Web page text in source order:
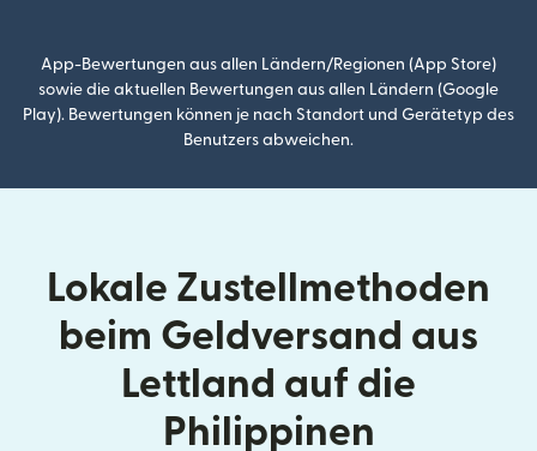
App-Bewertungen aus allen Ländern/Regionen (App Store)
sowie die aktuellen Bewertungen aus allen Ländern (Google
Play). Bewertungen können je nach Standort und Gerätetyp des
Benutzers abweichen.
Lokale Zustellmethoden
beim Geldversand aus
Lettland auf die
Philippinen